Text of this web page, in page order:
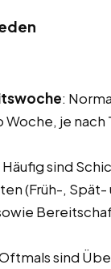
:
je nach
Häufig sind
(Früh-, Spät-
sind